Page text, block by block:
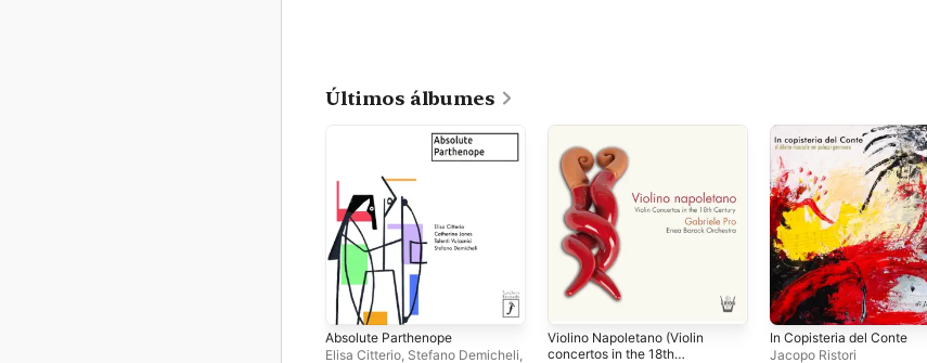
Últimos álbumes
Absolute Parthenope
Elisa Citterio Stefano Demicheli
Violino Napoletano (Violin
concertos in the 18th
In Copisteria del Conte
Jacopo Ristori